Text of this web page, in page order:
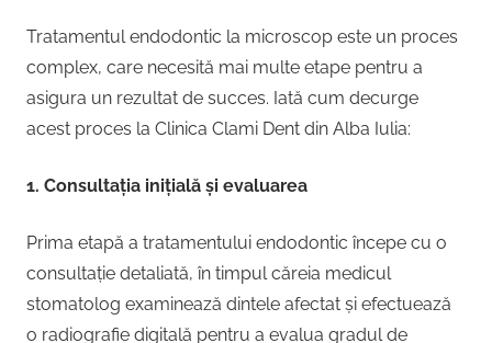
Tratamentul endodontic la microscop este un proces
complex, care necesită mai multe etape pentru a
asigura un rezultat de succes. Iată cum decurge
acest proces la Clinica Clami Dent din Alba Iulia:
1. Consultația inițială și evaluarea
Prima etapă a tratamentului endodontic începe cu o
consultație detaliată, în timpul căreia medicul
stomatolog examinează dintele afectat și efectuează
o radiografie digitală pentru a evalua gradul de